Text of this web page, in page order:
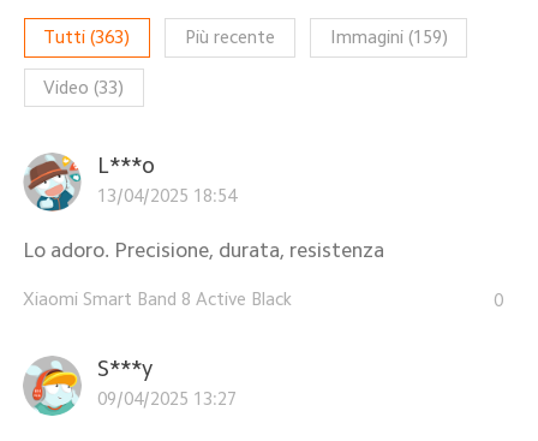
Tutti (363) Più recente Immagini(159)
Video (33)
L***o
13/04/2025 18:54
Lo adoro. Precisione, durata, resistenza
Xiaomi Smart Band 8 Active Black 0
S***y
09/04/2025 13:27